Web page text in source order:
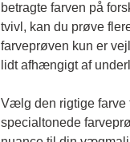
betragte farven på
tvivl, kan du prøve
farveprøven kun er
lidt afhængigt af
Vælg den rigtige farve
specialtonede